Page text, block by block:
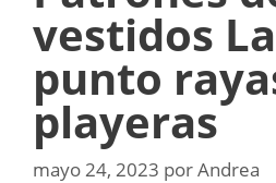
vestidos
punto
playeras
mayo 24, 2023 porAndrea